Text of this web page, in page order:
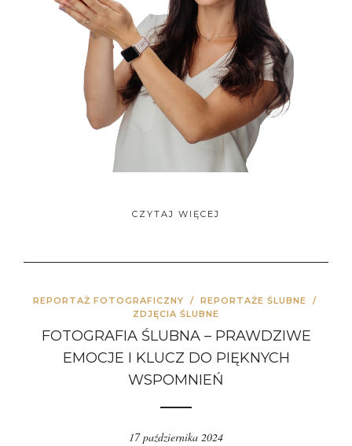
CZYTAJ WIĘCEJ
REPORTAŻ FOTOGRAFICZNY / REPORTAŻE ŚLUBNE /
ZDJĘCIA ŚLUBNE
FOTOGRAFIA ŚLUBNA – PRAWDZIWE
EMOCJE I KLUCZ DO PIĘKNYCH
WSPOMNIEŃ
17 października 2024